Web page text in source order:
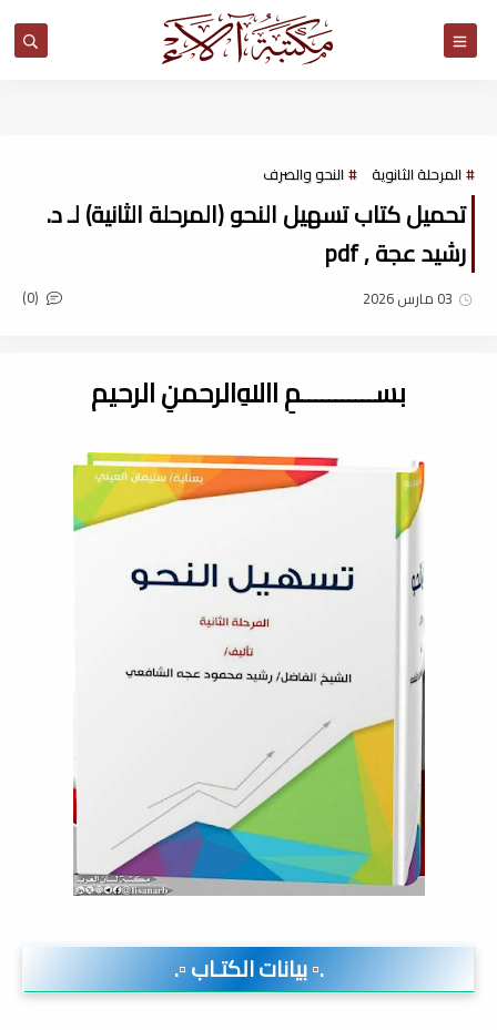
المرحلة الثانوية النحو والصرف
تحميل كتاب تسهيل النحو (المرحلة الثانية) لـ د.
رشيد عجة , pdf
03 مارس 2026 (0)
بســـــــــــمِ اﷲِالرحمنِ الرحيم
.▫️ بيانات الكتـاب ▫️.